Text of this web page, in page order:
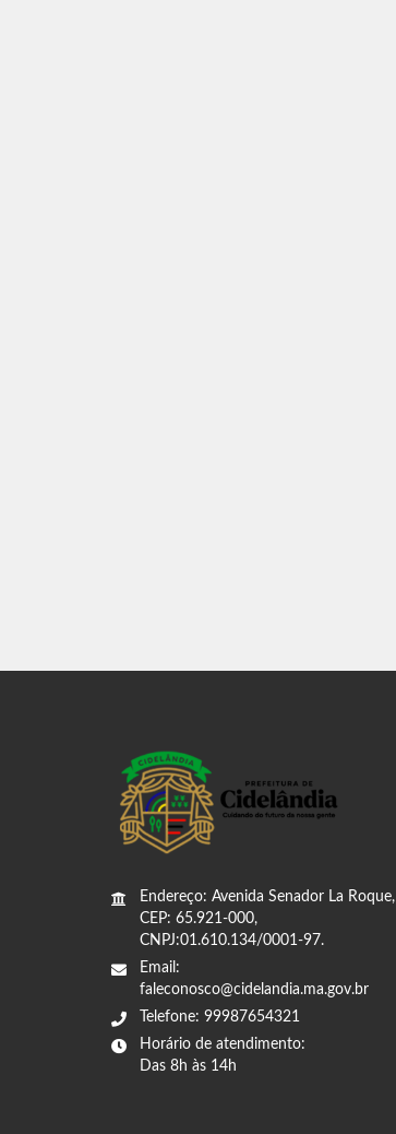
Endereço: Avenida Senador La Roque,
CEP: 65.921-000,
CNPJ:01.610.134/0001-97.
Email:
faleconosco@cidelandia.ma.gov.br
Telefone: 99987654321
Horário de atendimento:
Das 8h às 14h